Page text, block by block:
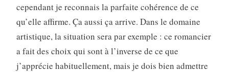
cependant je reconnais la parfaite cohérence de ce
qu’elle affirme. Ça aussi ça arrive. Dans le domaine
artistique, la situation sera par exemple : ce romancier
a fait des choix qui sont à l’inverse de ce que
j’apprécie habituellement, mais je dois bien admettre